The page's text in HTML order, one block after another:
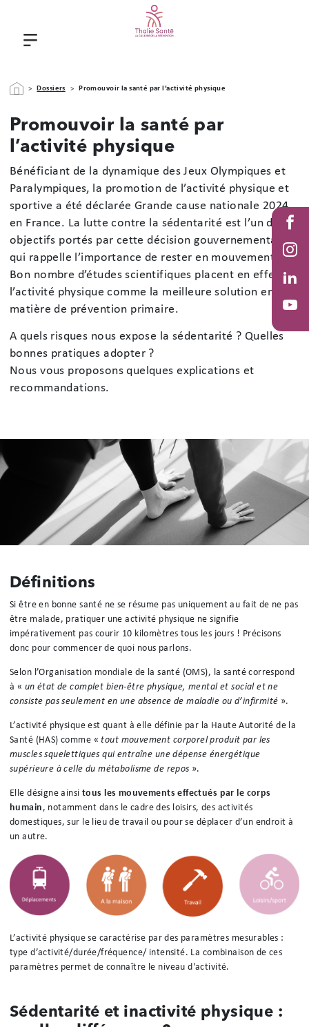
Fil d'Ariane
Dossiers Promouvoir la santé par l’activité physique
Promouvoir la santé par
l’activité physique
Bénéficiant de la dynamique des Jeux Olympiques et
Paralympiques, la promotion de l’activité physique et
sportive a été déclarée Grande cause nationale 2024
en France. La lutte contre la sédentarité est l’un des
objectifs portés par cette décision gouvernementale
qui rappelle l’importance de rester en mouvement.
Bon nombre d’études scientifiques placent en effet
l’activité physique comme la meilleure solution en
matière de prévention primaire.
A quels risques nous expose la sédentarité ? Quelles
bonnes pratiques adopter ?
Nous vous proposons quelques explications et
recommandations.
Définitions
Si être en bonne santé ne se résume pas uniquement au fait de ne pas
être malade, pratiquer une activité physique ne signifie
impérativement pas courir 10 kilomètres tous les jours ! Précisons
donc pour commencer de quoi nous parlons.
Selon l’Organisation mondiale de la santé (OMS), la santé correspond
à « un état de complet bien-être physique, mental et social et ne
consiste pas seulement en une absence de maladie ou d’infirmité ».
L’activité physique est quant à elle définie par la Haute Autorité de la
Santé (HAS) comme «tout mouvement corporel produit par les
muscles squelettiques qui entraîne une dépense énergétique
supérieure à celle du métabolisme de repos ».
Elle désigne ainsi tous les mouvements effectués par le corps
humain, notamment dans le cadre des loisirs, des activités
domestiques, sur le lieu de travail ou pour se déplacer d’un endroit à
un autre.
L’activité physique se caractérise par des paramètres mesurables :
type d’activité/durée/fréquence/ intensité. La combinaison de ces
paramètres permet de connaître le niveau d'activité.
Sédentarité et inactivité physique :
in